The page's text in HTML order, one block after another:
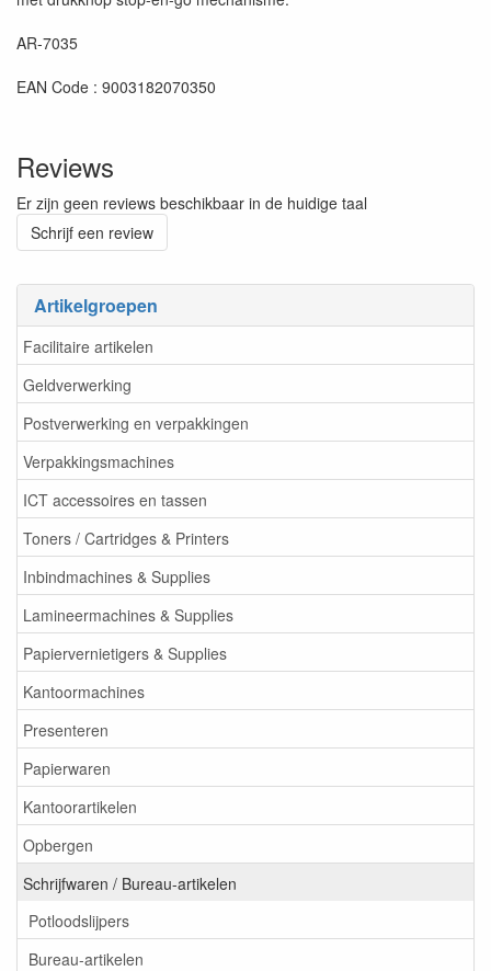
Artikelgroepen
Facilitaire artikelen
Geldverwerking
Postverwerking en verpakkingen
Verpakkingsmachines
ICT accessoires en tassen
Toners / Cartridges & Printers
Inbindmachines & Supplies
Lamineermachines & Supplies
Papiervernietigers & Supplies
Kantoormachines
Presenteren
Papierwaren
Kantoorartikelen
Opbergen
Schrijfwaren / Bureau-artikelen
Potloodslijpers
Bureau-artikelen
AR-7035
EAN Code : 9003182070350
Reviews
Er zijn geen reviews beschikbaar in de huidige taal
Schrijf een review